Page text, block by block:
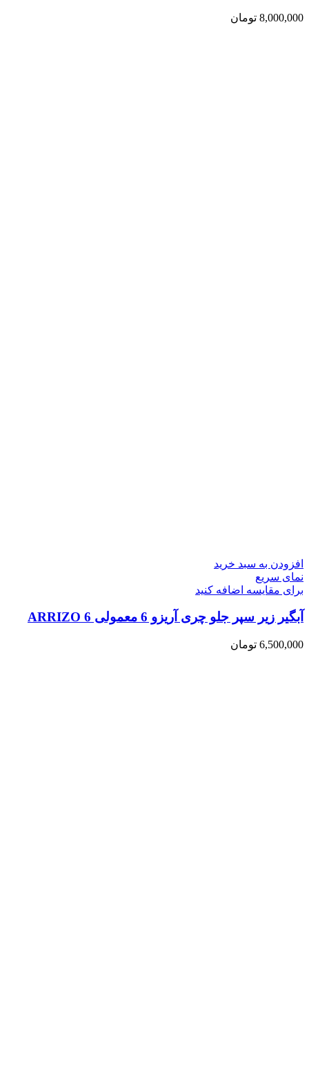
8,000,000 تومان
افزودن به سبد خرید
نمای سریع
برای مقایسه اضافه کنید
آبگیر زیر سپر جلو چری آریزو 6 معمولی ARRIZO 6
6,500,000 تومان